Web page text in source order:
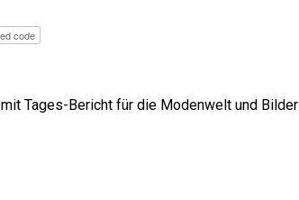
code
Tages-Bericht für die Modenwelt und